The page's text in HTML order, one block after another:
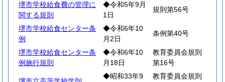
堺市学校給食費の管理に
関する規則
◆令和5年9月
1日
規則第56号
堺市学校給食センター条
例
◆令和6年10
月2日
条例第40号
堺市学校給食センター条
例施行規則
◆令和6年10
月18日
教育委員会規則
第16号
◆昭和33年9
教育委員会規則